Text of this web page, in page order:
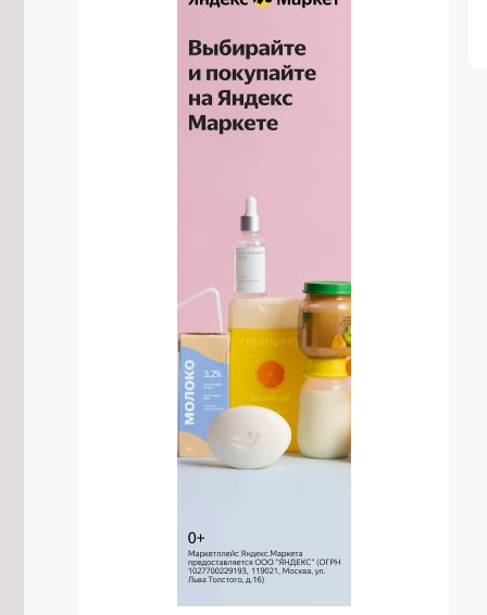
Забайкалке выдали жилищный
сертификат по программе
переселения из северных
территорий
рублей на новое оборудование
Подтопление двора устранили в
Чите после обращения в
Госжилинспекцию
5/08/2026 в 21:45
Генерал-полковник Пётр Болгарев
назначен Президентом России и.о.
командующего ВВО
5/08/2026 в 21:37
5/08/2026 в 21:06
Незаконную продажу алкоголя
выявили в двух читинских ларьках